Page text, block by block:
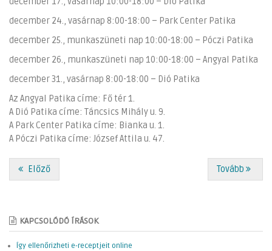
december 24., vasárnap 8:00-18:00 – Park Center Patika
december 25., munkaszüneti nap 10:00-18:00 – Póczi Patika
december 26., munkaszüneti nap 10:00-18:00 – Angyal Patika
december 31., vasárnap 8:00-18:00 – Dió Patika
Az Angyal Patika címe: Fő tér 1.
A Dió Patika címe: Táncsics Mihály u. 9.
A Park Center Patika címe: Bianka u. 1.
A Póczi Patika címe: József Attila u. 47.
Előző Tovább
KAPCSOLÓDÓ ÍRÁSOK
Így ellenőrizheti e-receptjeit online